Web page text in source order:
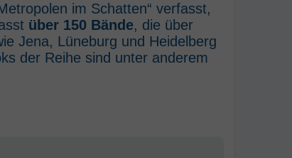
im Schatten“ verfasst,
über 150 Bände, die über
Jena, Lüneburg und Heidelberg
der Reihe sind unter anderem